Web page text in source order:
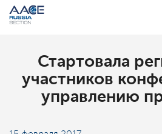
Стартовала
участников
управлению